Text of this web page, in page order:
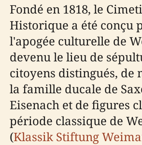
Fondé en 1818, le
Historique a été conçu
l'apogée culturelle de
devenu le lieu de
citoyens distingués, de
la famille ducale de
Eisenach et de figures
période classique de
(Klassik Stiftung